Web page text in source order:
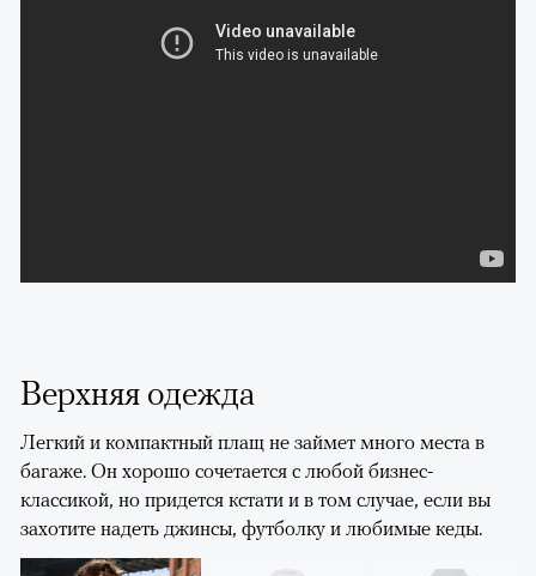
Верхняя одежда
Легкий и компактный плащ не займет много места в
багаже. Он хорошо сочетается с любой бизнес-
классикой, но придется кстати и в том случае, если вы
захотите надеть джинсы, футболку и любимые кеды.